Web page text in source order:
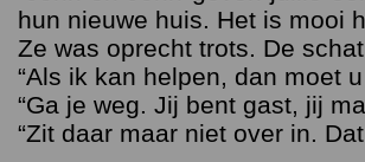
hun nieuwe huis. Het is mooi
Ze was oprecht trots. De
“Als ik kan helpen, dan moet
“Ga je weg. Jij bent gast, jij
“Zit daar maar niet over in.